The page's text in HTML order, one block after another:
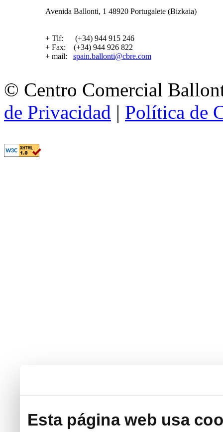
Esta página web usa
Avenida Ballonti, 1 48920 Portugalete (Bizkaia)
+ Tlf: (+34) 944 915 246
+ Fax: (+34) 944 926 822
+ mail: spain.ballonti@cbre.com
© Centro Comercial
de Privacidad | Política de